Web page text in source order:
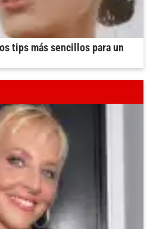
tips más sencillos para un